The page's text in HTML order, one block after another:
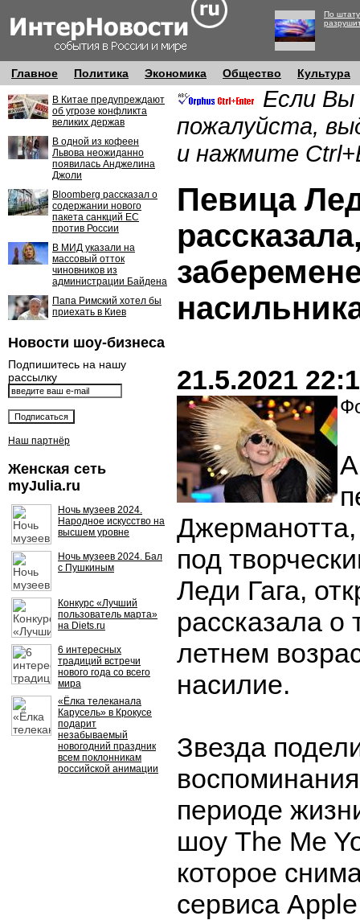
По
Главное Политика Экономика Общество Культура
В Китае предупреждают
об угрозе конфликта
великих держав
В одной из кофеен
Львова неожиданно
появилась Анджелина
Джоли
Bloomberg рассказал о
содержании нового
пакета санкций ЕС
против России
В МИД указали на
массовый отток
чиновников из
администрации Байдена
Папа Римский хотел бы
приехать в Киев
Новости шоу-бизнеса
Подпишитесь на нашу
рассылку
Наш партнёр
Женская сеть
myJulia.ru
Ночь музеев 2024.
Народное искусство на
высшем уровне
Ночь музеев 2024. Бал
с Пушкиным
Конкурс «Лучший
пользователь марта»
на Diets.ru
6 интересных
традиций встречи
нового года со всего
мира
«Ёлка телеканала
Карусель» в Крокусе
подарит
незабываемый
новогодний праздник
всем поклонникам
российской анимации
Если Вы
пожалуйста,
и нажмите
Певица
21.5.2021
Джерманотта,
под
Леди Гага,
рассказала о
летнем
насилие.
Звезда
периоде
шоу The Me
которое
сервиса